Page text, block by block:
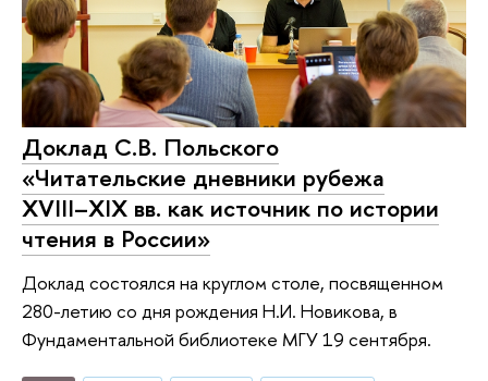
Доклад С.В. Польского
«Читательские дневники рубежа
XVIII–XIX вв. как источник по истории
чтения в России»
Доклад состоялся на круглом столе, посвященном
280-летию со дня рождения Н.И. Новикова, в
Фундаментальной библиотеке МГУ 19 сентября.